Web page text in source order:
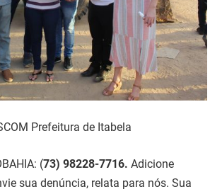
Prefeitura de Itabela
(73) 98228-7716. Adicione
sua denúncia, relata para nós. Sua